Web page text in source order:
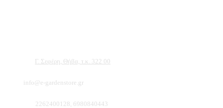
Γ. Σεφέρη, Θήβα, τ.κ. 322 00
info@e-gardenstore.gr
2262400128, 6980840443